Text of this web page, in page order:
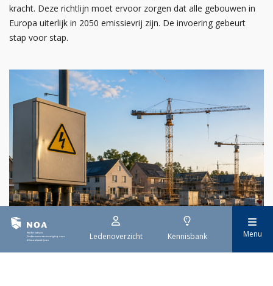
Ledenoverzicht Kennisbank Menu
kracht. Deze richtlijn moet ervoor zorgen dat alle gebouwen in
Europa uiterlijk in 2050 emissievrij zijn. De invoering gebeurt
stap voor stap.
29 juli 2026